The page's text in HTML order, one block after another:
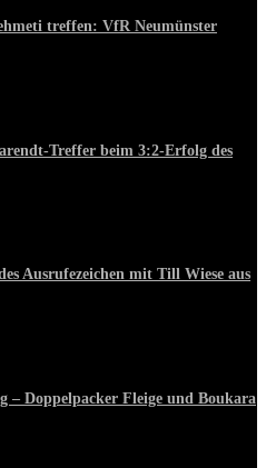
treffen: VfR Neumünster
Treffer beim 3:2-Erfolg des
Ausrufezeichen mit Till Wiese aus
– Doppelpacker Fleige und Boukara